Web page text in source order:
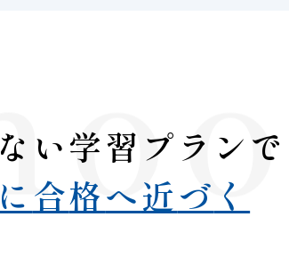
な い学習 プ ラ ンで
に 合格へ近づ く